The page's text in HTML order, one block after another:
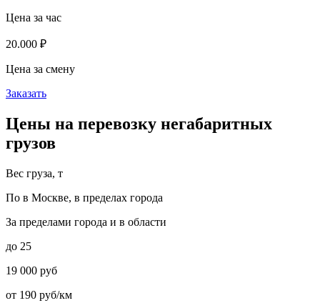
Цена за час
20.000 ₽
Цена за смену
Заказать
Цены на перевозку негабаритных
грузов
Вес груза, т
По в Москве, в пределах города
За пределами города и в области
до 25
19 000 руб
от 190 руб/км